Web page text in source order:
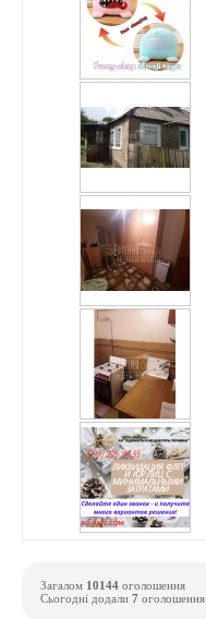
Загалом 10144 оголошення
Сьогодні додали 7 оголошення